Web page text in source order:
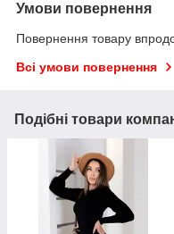
Умови повернення
Повернення товару
Всі умови повернення
Подібні товари